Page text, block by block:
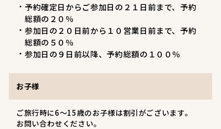
予約確定日からご参加日の２１日前まで、予約
総額の２０％
参加日の２０日前から１０営業日前まで、予約
総額の５０％
参加日の９日前以降、予約総額の１００％
お子様
ご旅行時に6～15歳のお子様は割引がございます。
お問い合わせください。